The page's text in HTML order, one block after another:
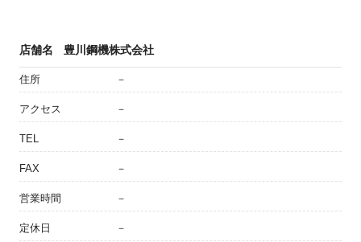
店舗名 豊川鋼機株式会社
住所 －
アクセス －
TEL －
FAX －
営業時間 －
定休日 －